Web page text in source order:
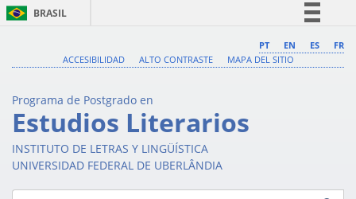
BRASIL
Comunica BR
Acesso à informação
Legislação
PT EN ES
FR
ACCESIBILIDAD
ALTO CONTRASTE MAPA DEL SITIO
Programa de Postgrado en
Estudios Literarios
INSTITUTO DE LETRAS Y LINGÜÍSTICA
UNIVERSIDAD FEDERAL DE UBERLÂNDIA